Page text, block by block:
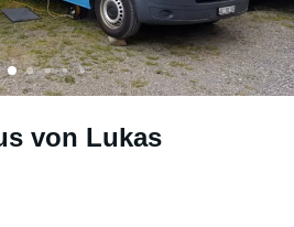
von Lukas